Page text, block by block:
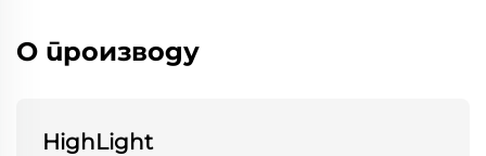
О производу
HighLight